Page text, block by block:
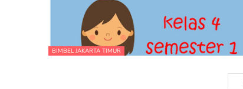
BIMBEL JAKARTA TIMUR